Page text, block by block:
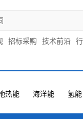
招标采购 技术前沿
热能 海洋能 氢能